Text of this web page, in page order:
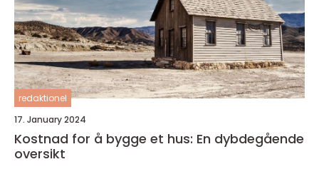
redaktionel
17. January 2024
Kostnad for å bygge et hus: En dybdegående
oversikt